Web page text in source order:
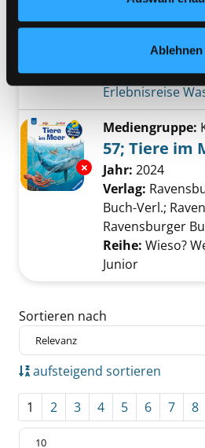
Ablehnen
1996
Erlebnisreise
Exemplar-Details
Mediengruppe:
57; Tiere im
Suche nach
Jahr: 2024
Verlag:
Buch-Verl.;
Ravensburger
Reihe: Wieso?
Junior
Zu den Suchfiltern springen
Sortieren nach
aufsteigend sortieren
1 2 3 4 5 6 7 8